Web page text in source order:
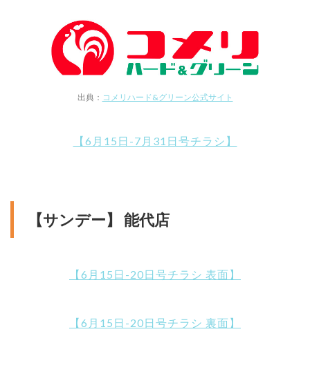
出典： コメリハード&グリーン公式サイト
【6月15日-7月31日号チラシ】
【サンデー】 能代店
【6月15日-20日号チラシ 表面】
【6月15日-20日号チラシ 裏面】